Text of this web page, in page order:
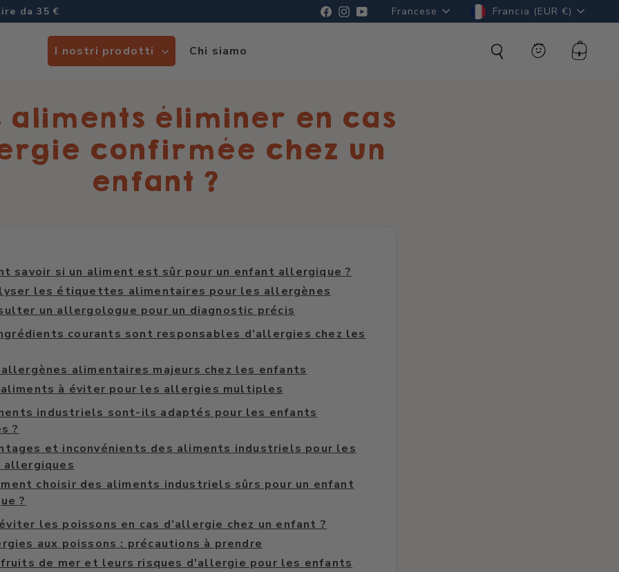
Facebook
Instagram
YouTube
Lingua
Francese Valuta Francia (EUR €)
I nostri prodotti Chi siamo Cerca Conto
aliments éliminer en cas
confirmée chez un
enfant ?
savoir si un aliment est sûr pour un enfant allergique ?
les étiquettes alimentaires pour les allergènes
un allergologue pour un diagnostic précis
courants sont responsables d’allergies chez les
alimentaires majeurs chez les enfants
aliments à éviter pour les allergies multiples
industriels sont-ils adaptés pour les enfants
?
et inconvénients des aliments industriels pour les
allergiques
choisir des aliments industriels sûrs pour un enfant
?
les poissons en cas d’allergie chez un enfant ?
aux poissons : précautions à prendre
de mer et leurs risques d'allergie pour les enfants